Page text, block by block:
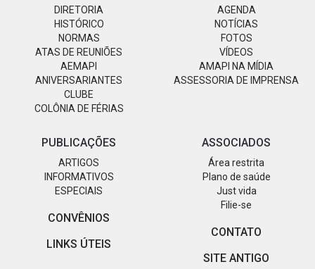
DIRETORIA
HISTÓRICO
NORMAS
ATAS DE REUNIÕES
AEMAPI
ANIVERSARIANTES
CLUBE
COLÔNIA DE FÉRIAS
AGENDA
NOTÍCIAS
FOTOS
VÍDEOS
AMAPI NA MÍDIA
ASSESSORIA DE IMPRENSA
PUBLICAÇÕES
ARTIGOS
INFORMATIVOS
ESPECIAIS
CONVÊNIOS
LINKS ÚTEIS
ASSOCIADOS
Área restrita
Plano de saúde
Just vida
Filie-se
CONTATO
SITE ANTIGO